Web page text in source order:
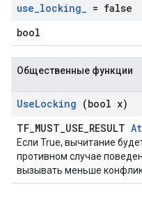
use_locking_ = false
bool
Общественные функции
UseLocking (bool x)
TF_MUST_USE_RESULT
Если True, вычитание
противном случае
вызывать меньше